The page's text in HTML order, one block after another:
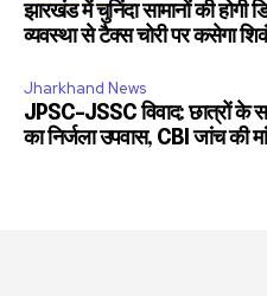
झारखंड में चुनिंदा सामानों की होगी
व्यवस्था से टैक्स चोरी पर कसेगा
Jharkhand News
JPSC-JSSC विवाद: छात्रों के
का निर्जला उपवास, CBI जांच की